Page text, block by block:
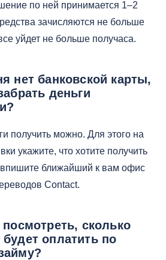
по ней принимается 1–2
зачисляются не больше
уйдет не больше получаса.
нет банковской карты,
деньги
получить можно. Для этого на
укажите, что хотите получить
ближайший к вам офис
Contact.
сколько
оплатить по